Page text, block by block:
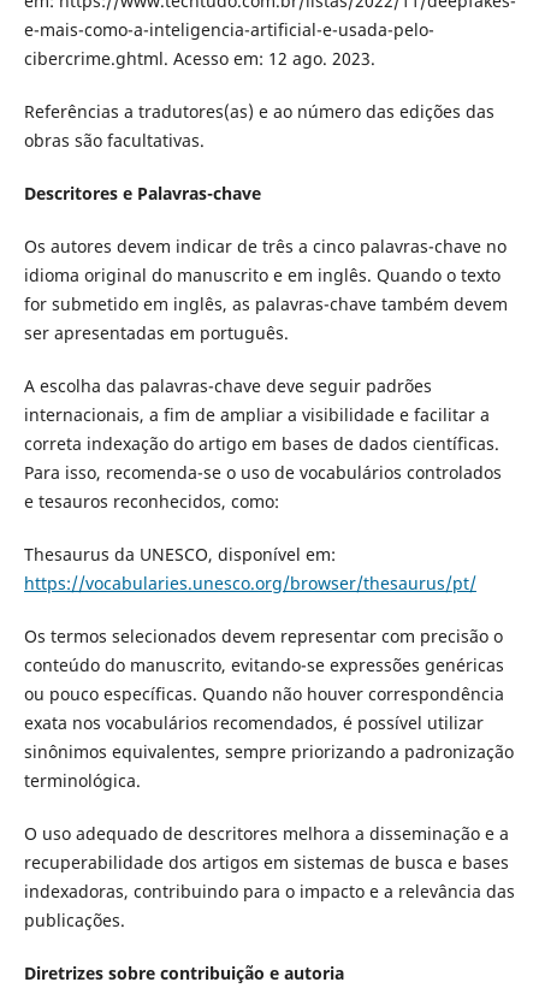
e-mais-como-a-inteligencia-artificial-e-usada-pelo-
cibercrime.ghtml. Acesso em: 12 ago. 2023.
Referências a tradutores(as) e ao número das edições das
obras são facultativas.
Descritores e Palavras-chave
Os autores devem indicar de três a cinco palavras-chave no
idioma original do manuscrito e em inglês. Quando o texto
for submetido em inglês, as palavras-chave também devem
ser apresentadas em português.
A escolha das palavras-chave deve seguir padrões
internacionais, a fim de ampliar a visibilidade e facilitar a
correta indexação do artigo em bases de dados científicas.
Para isso, recomenda-se o uso de vocabulários controlados
e tesauros reconhecidos, como:
Thesaurus da UNESCO, disponível em:
https://vocabularies.unesco.org/browser/thesaurus/pt/
Os termos selecionados devem representar com precisão o
conteúdo do manuscrito, evitando-se expressões genéricas
ou pouco específicas. Quando não houver correspondência
exata nos vocabulários recomendados, é possível utilizar
sinônimos equivalentes, sempre priorizando a padronização
terminológica.
O uso adequado de descritores melhora a disseminação e a
recuperabilidade dos artigos em sistemas de busca e bases
indexadoras, contribuindo para o impacto e a relevância das
publicações.
Diretrizes sobre contribuição e autoria